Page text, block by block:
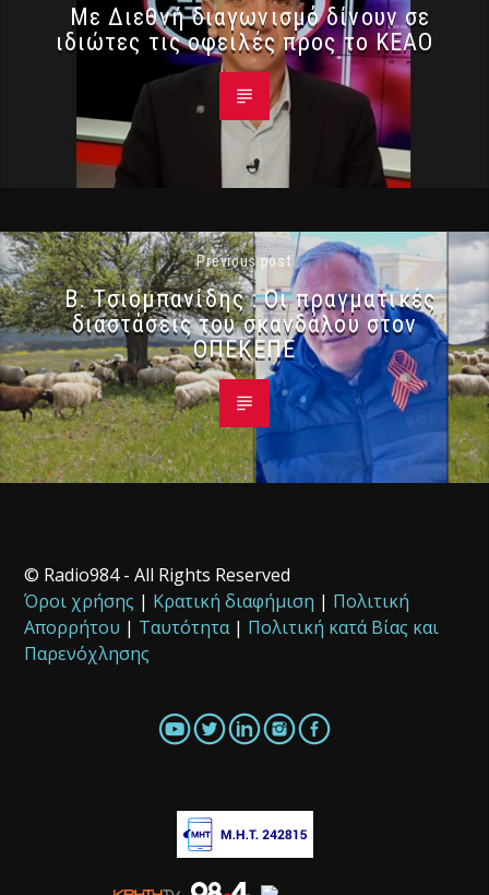
Με Διεθνή διαγωνισμό δίνουν σε
ιδιώτες τις οφειλές προς το ΚΕΑΟ
Previous post
Β. Τσιομπανίδης : Οι πραγματικές
διαστάσεις του σκανδάλου στον
ΟΠΕΚΕΠΕ
© Radio984 - All Rights Reserved
Όροι χρήσης | Κρατική διαφήμιση | Πολιτική
Απορρήτου | Ταυτότητα| Πολιτική κατά Βίας και
Παρενόχλησης